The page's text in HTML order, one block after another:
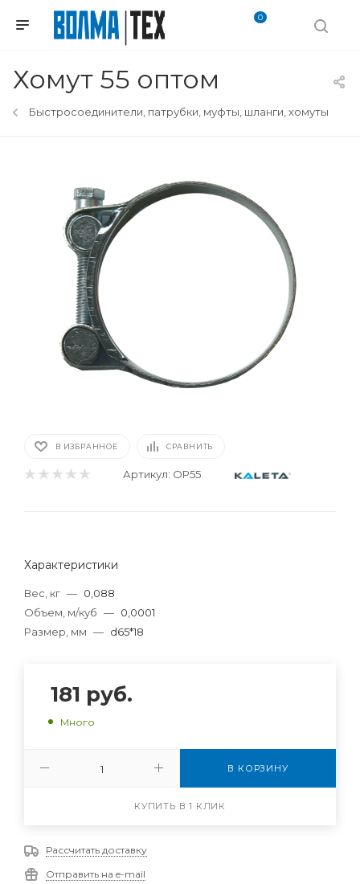
0
Хомут 55 оптом
Быстросоединители, патрубки, муфты, шланги, хомуты
В ИЗБРАННОЕ СРАВНИТЬ
Артикул: OP55
Характеристики
Вес, кг — 0,088
Объем, м/куб — 0,0001
Размер, мм — d65*18
181 руб.
Много
В КОРЗИНУ
КУПИТЬ В 1 КЛИК
Рассчитать доставку
Отправить на e-mail